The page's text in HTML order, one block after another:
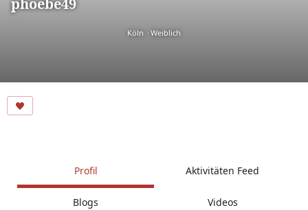
phoebe49
Köln Weiblich
Profil Aktivitäten Feed
Blogs Videos